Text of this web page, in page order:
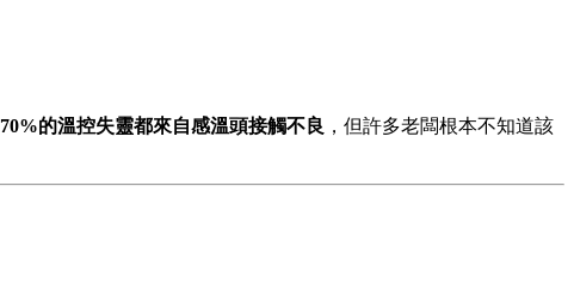
70%的溫控失靈都來自感溫頭接觸不良 ，但許多老闆根本不知道該